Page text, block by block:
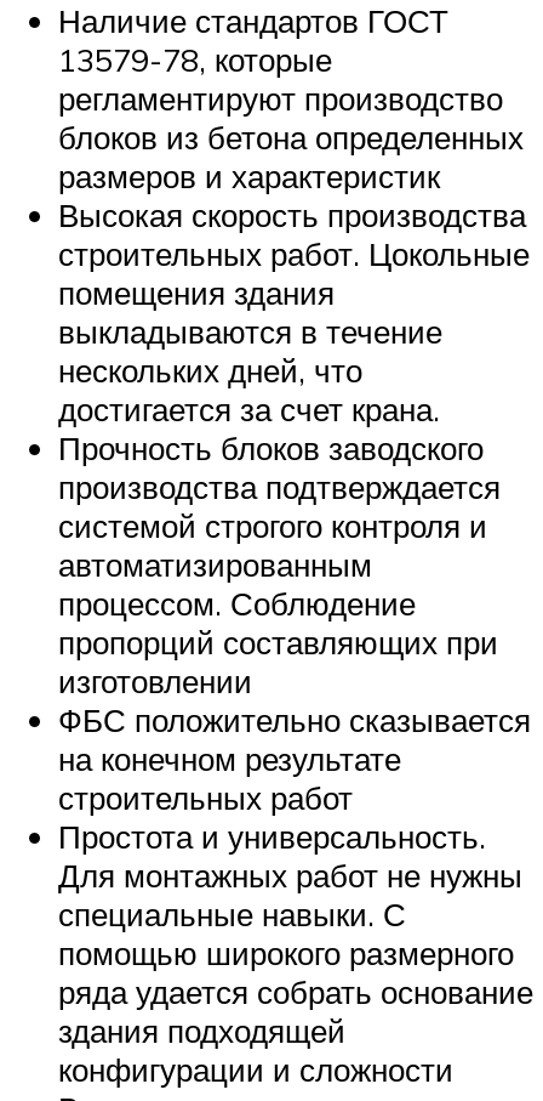
Наличие стандартов ГОСТ
13579-78, которые
регламентируют производство
блоков из бетона определенных
размеров и характеристик
Высокая скорость производства
строительных работ. Цокольные
помещения здания
выкладываются в течение
нескольких дней, что
достигается за счет крана.
Прочность блоков заводского
производства подтверждается
системой строгого контроля и
автоматизированным
процессом. Соблюдение
пропорций составляющих при
изготовлении
ФБС положительно сказывается
на конечном результате
строительных работ
Простота и универсальность.
Для монтажных работ не нужны
специальные навыки. С
помощью широкого размерного
ряда удается собрать основание
здания подходящей
конфигурации и сложности